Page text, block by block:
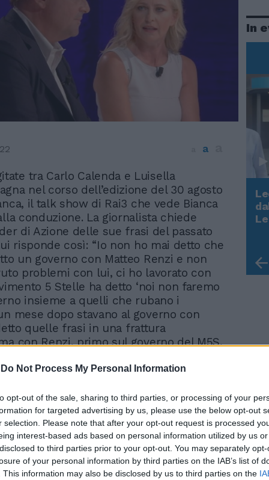
Do Not Process My Personal Information
opt-out of the sale, sharing to third parties, or processing of your
for targeted advertising by us, please use the below opt-out
selection. Please note that after your opt-out request is processed
interest-based ads based on personal information utilized by us
to third parties prior to your opt-out. You may separately
of your personal information by third parties on the IAB’s list of
This information may also be disclosed by us to third parties on the
a
tra Carlo Calenda e Luisella
nel corso dell’edizione del 30 agosto
il talk show di Rai3 che vede Bianca
conduzione. La giornalista chiede
di Azione delle sue frasi del passato
risponde così: “Io non ho mai detto che
un governo con Matteo Renzi e non
problemi con lui, ci ho lavorato con
5 Stelle ha detto ‘noi non faremo
insieme a quelli che rubano i
mese dopo stavano al governo con
quelle frasi in una frattura
con Renzi, primo sul governo del M5S,
Io non prendo nessun tipo di
pubblico, straniero o italiano. Io non ho
di abbandonare quelle consulenze,
sbagliava a farle e lo ribadisco”.
In
Rudy Giuliani a Come States?
Trump, Meloni e la strategia
americana